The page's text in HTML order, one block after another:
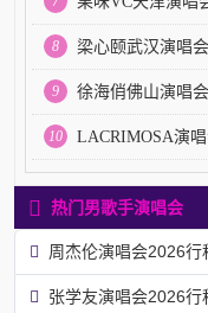
8 梁心颐武汉演唱
9 徐海俏佛山演唱
10 LACRIMOSA演
热门男歌手演唱会
周杰伦演唱会2026行
张学友演唱会2026行